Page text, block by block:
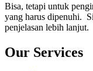
Bisa, tetapi untuk
yang harus dipenuhi.
penjelasan lebih lanjut.
Our Services